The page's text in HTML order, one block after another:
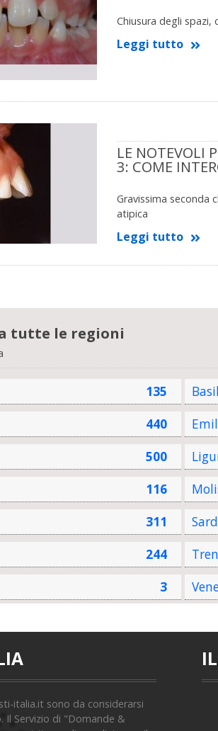
Chiusura degli
Leggi tutto
LE NOTEVOLI
3: COME
Gravissima seconda
atipica
Leggi tutto
tutte le regioni
135
440
500
116
311
244
3
italia.it sono da considerarsi
Il Servizio di "Domande &